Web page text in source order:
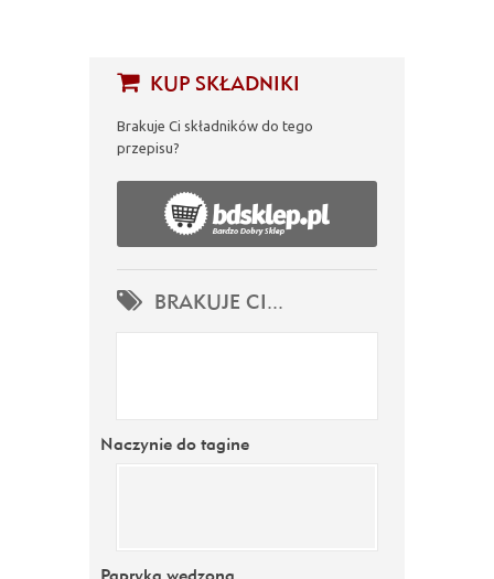
KUP SKŁADNIKI
Brakuje Ci składników do tego
przepisu?
BRAKUJE CI...
Naczynie do tagine